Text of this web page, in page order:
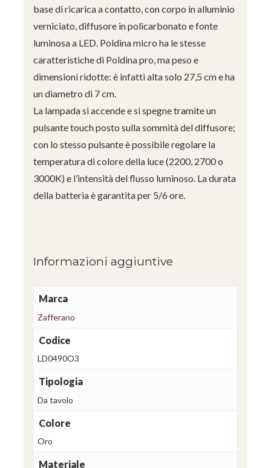
base di ricarica a contatto, con corpo in alluminio
verniciato, diffusore in policarbonato e fonte
luminosa a LED. Poldina micro ha le stesse
caratteristiche di Poldina pro, ma peso e
dimensioni ridotte: è infatti alta solo 27,5 cm e ha
un diametro di 7 cm.
La lampada si accende e si spegne tramite un
pulsante touch posto sulla sommità del diffusore;
con lo stesso pulsante è possibile regolare la
temperatura di colore della luce (2200, 2700 o
3000K) e l’intensità del flusso luminoso. La durata
della batteria è garantita per 5/6 ore.
Informazioni aggiuntive
Marca
Zafferano
Codice
LD0490O3
Tipologia
Da tavolo
Colore
Oro
Materiale